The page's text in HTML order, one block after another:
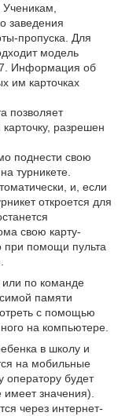
заведения
пропуска. Для
модель
Информация об
им карточках
позволяет
разрешен
поднести свою
турникете.
и, если
откроется для
свою карту-
при помощи пульта
по команде
памяти
с помощью
на компьютере.
в школу и
на мобильные
оператору будет
значения).
через интернет-